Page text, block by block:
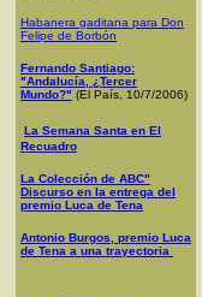
Habanera gaditana para Don
Felipe de Borbón
Fernando Santiago:
"Andalucía, ¿Tercer
Mundo?" (El País, 10/7/2006)
La Semana Santa en El
Recuadro
La Colección de ABC"
Discurso en la entrega del
premio Luca de Tena
Antonio Burgos, premio Luca
de Tena a una trayectoria